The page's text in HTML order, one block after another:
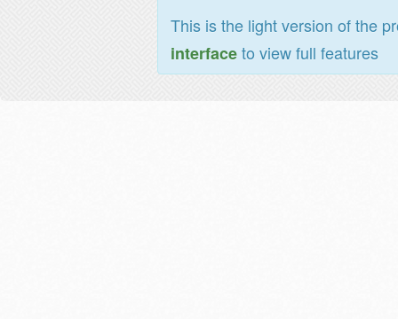
This is the light version of the
interfaceto view full features